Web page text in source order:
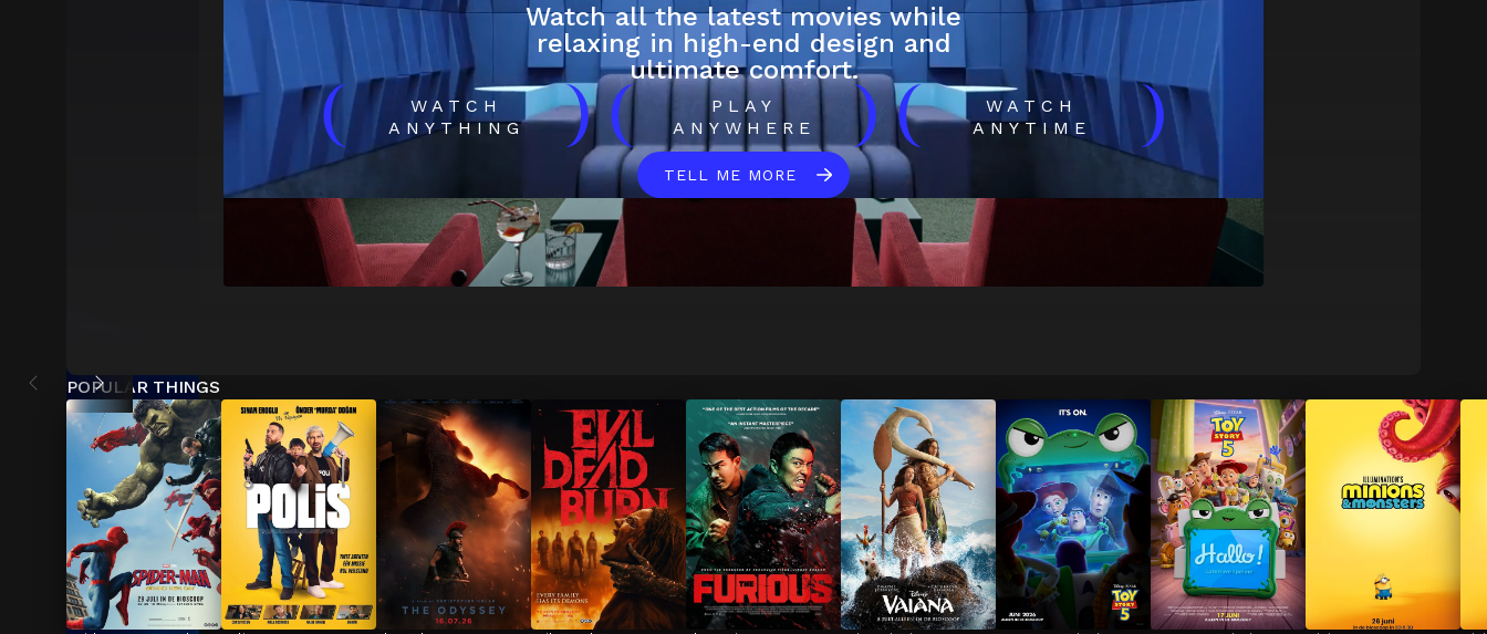
Watch all the latest movies while
relaxing in high-end design and
ultimate comfort.
(
WATCH
ANYTHING
)(
PLAY
ANYWHERE
)(
WATCH
ANYTIME
)
TELL ME MORE
POPULAR THINGS